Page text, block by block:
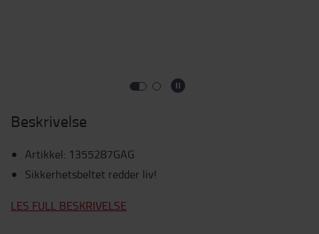
Beskrivelse
Artikkel: 1355287GAG
Sikkerhetsbeltet redder liv!
LES FULL BESKRIVELSE